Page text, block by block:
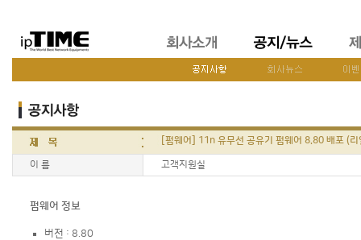
[펌웨어] 11n 유무선 공유기 펌웨어 8.80 배포 (리
이 름 고객지원실
펌웨어 정보
버전 : 8.80